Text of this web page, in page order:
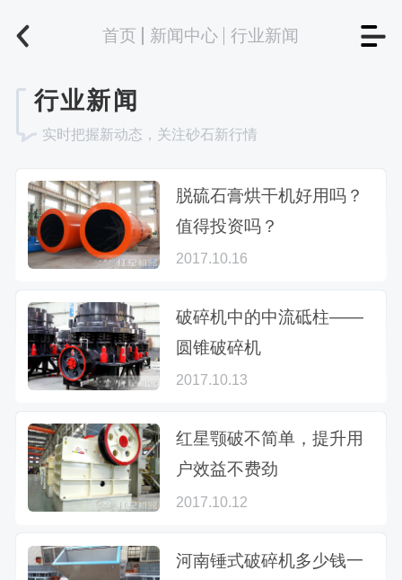
首页 新闻中心 行业新闻
行业新闻
实时把握新动态，关注砂石新行情
脱硫石膏烘干机好用吗？
值得投资吗？
2017.10.16
破碎机中的中流砥柱——
圆锥破碎机
2017.10.13
红星颚破不简单，提升用
户效益不费劲
2017.10.12
河南锤式破碎机多少钱一